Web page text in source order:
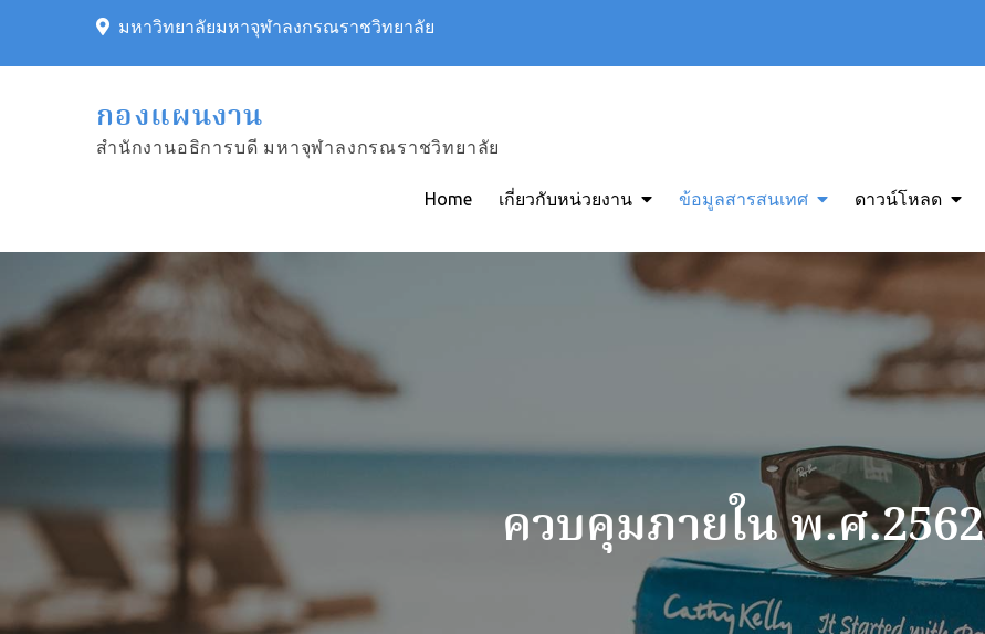
content
มหาวิทยาลัยมหาจุฬาลงกรณราชวิทยาลัย
กองแผนงาน
สำนักงานอธิการบดี มหาจุฬาลงกรณราชวิทยาลัย
Home เกี่ยวกับหน่วยงาน ข้อมูลสารสนเทศ ดาวน์โหลด
ควบคุมภายใน พ.ศ.2562